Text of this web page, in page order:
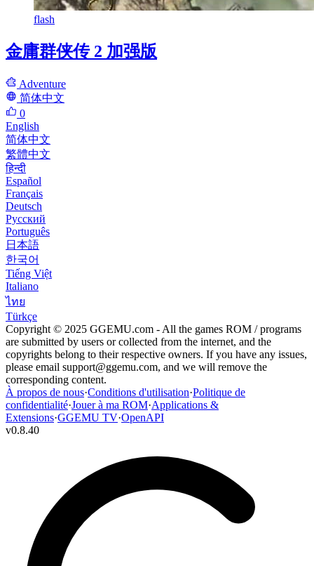
flash
金庸群侠传 2 加强版
Adventure
简体中文
0
English
简体中文
繁體中文
हिन्दी
Español
Français
Deutsch
Русский
Português
日本語
한국어
Tiếng Việt
Italiano
ไทย
Türkçe
Copyright © 2025 GGEMU.com - All the games ROM / programs
are submitted by users or collected from the internet, and the
copyrights belong to their respective owners. If you have any issues,
please email support@ggemu.com, and we will remove the
corresponding content.
À propos de nous·Conditions d'utilisation·Politique de
confidentialité·Jouer à ma ROM·Applications &
Extensions·GGEMU TV·OpenAPI
v0.8.40